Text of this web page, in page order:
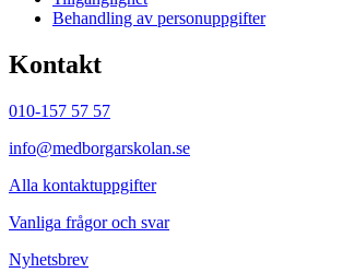
Behandling av personuppgifter
Kontakt
010-157 57 57
info@medborgarskolan.se
Alla kontaktuppgifter
Vanliga frågor och svar
Nyhetsbrev